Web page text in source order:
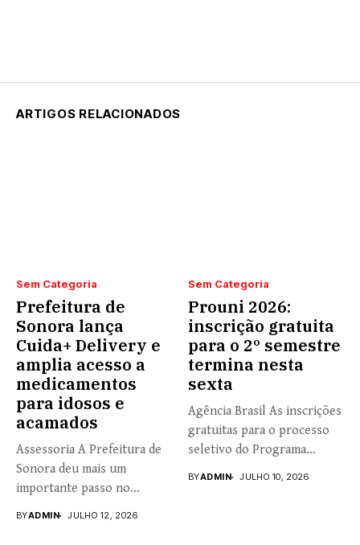
ARTIGOS RELACIONADOS
Sem Categoria
Prefeitura de
Sonora lança
Cuida+ Delivery e
amplia acesso a
medicamentos
para idosos e
acamados
Assessoria A Prefeitura de
Sonora deu mais um
importante passo no
BYADMIN JULHO 12, 2026
Sem Categoria
Prouni 2026:
inscrição gratuita
para o 2º semestre
termina nesta
sexta
Agência Brasil As inscrições
gratuitas para o processo
seletivo do Programa
BYADMIN JULHO 10, 2026